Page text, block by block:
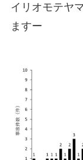
イリオモテヤ
ますー